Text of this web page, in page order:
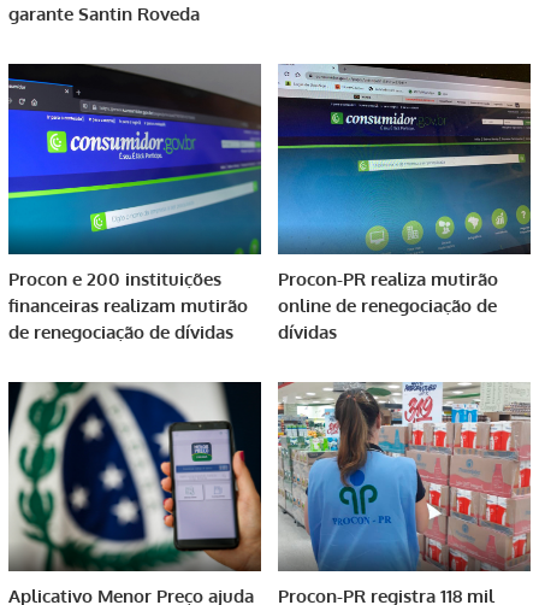
garante Santin Roveda
Procon e 200 instituições
financeiras realizam mutirão
de renegociação de dívidas
Procon-PR realiza mutirão
online de renegociação de
dívidas
Aplicativo Menor Preço ajuda Procon-PR registra 118 mil